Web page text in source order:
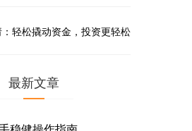
轻松撬动资金，投资更轻松
最新文章